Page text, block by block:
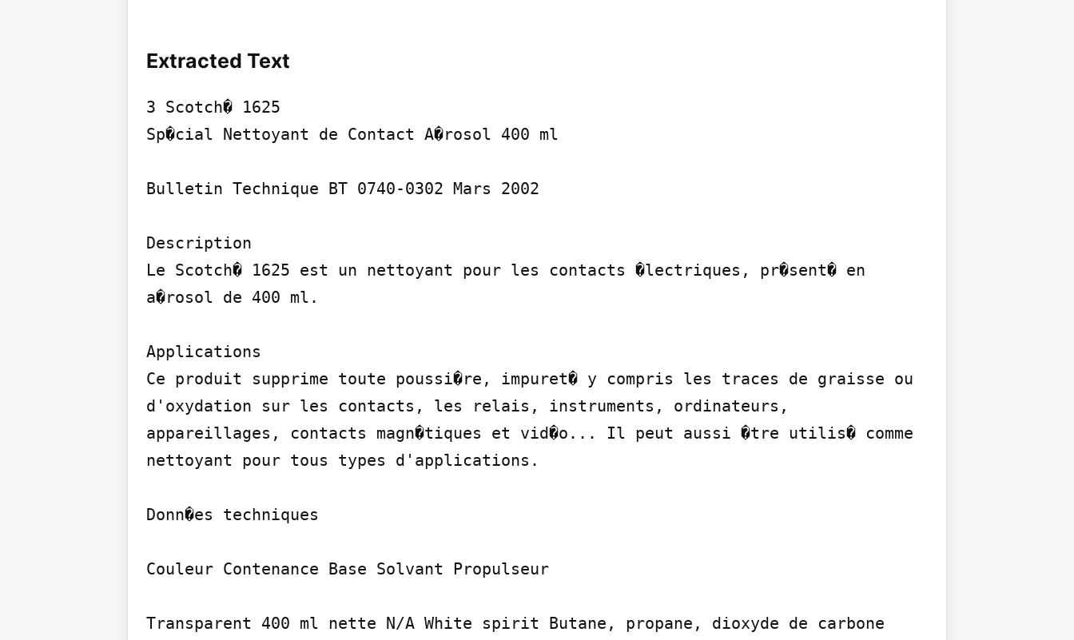
Extracted Text
3 Scotch� 1625
Sp�cial Nettoyant de Contact A�rosol 400 ml
Bulletin Technique BT 0740-0302 Mars 2002
Description
Le Scotch� 1625 est un nettoyant pour les contacts �lectriques, pr�sent� en
a�rosol de 400 ml.
Applications
Ce produit supprime toute poussi�re, impuret� y compris les traces de graisse ou
d'oxydation sur les contacts, les relais, instruments, ordinateurs,
appareillages, contacts magn�tiques et vid�o... Il peut aussi �tre utilis� comme
nettoyant pour tous types d'applications.
Donn�es techniques
Couleur Contenance Base Solvant Propulseur
Transparent 400 ml nette N/A White spirit Butane, propane, dioxyde de carbone